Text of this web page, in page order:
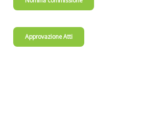
Approvazione Atti